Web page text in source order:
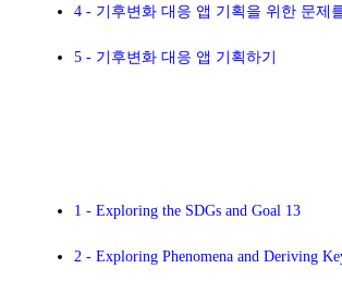
4 - 기후변화 대응 앱 기획을 위한 문제
5 - 기후변화 대응 앱 기획하기
1 - Exploring the SDGs and Goal 13
2 - Exploring Phenomena and Deriving